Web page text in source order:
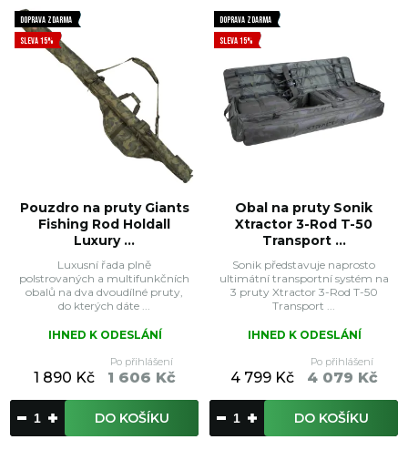
DOPRAVA ZDARMA
SLEVA 15%
Pouzdro na pruty Giants
Fishing Rod Holdall
Luxury ...
Luxusní řada plně
polstrovaných a multifunkčních
obalů na dva dvoudílné pruty,
do kterých dáte ...
IHNED K ODESLÁNÍ
1 890 Kč
Po přihlášení
1 606 Kč
DO KOŠÍKU
DOPRAVA ZDARMA
SLEVA 15%
Obal na pruty Sonik
Xtractor 3-Rod T-50
Transport ...
Sonik představuje naprosto
ultimátní transportní systém na
3 pruty Xtractor 3-Rod T-50
Transport ...
IHNED K ODESLÁNÍ
4 799 Kč
Po přihlášení
4 079 Kč
DO KOŠÍKU